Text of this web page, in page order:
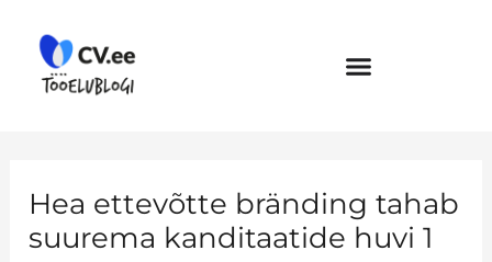
content
Hea ettevõtte bränding tahab
suurema kanditaatide huvi 1